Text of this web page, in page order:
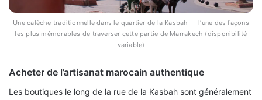
Une calèche traditionnelle dans le quartier de la Kasbah — l’une des façons
les plus mémorables de traverser cette partie de Marrakech (disponibilité
variable)
Acheter de l’artisanat marocain authentique
Les boutiques le long de la rue de la Kasbah sont généralement